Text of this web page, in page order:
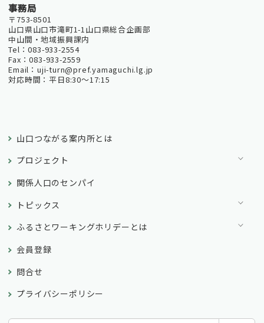
事務局
〒753-8501
山口県山口市滝町1-1山口県総合企画部
中山間・地域振興課内
Tel：083-933-2554
Fax：083-933-2559
Email：uji-turn@pref.yamaguchi.lg.jp
対応時間：平日8:30～17:15
山口つながる案内所とは
プロジェクト
関係人口のセンパイ
トピックス
ふるさとワーキングホリデーとは
会員登録
問合せ
プライバシーポリシー